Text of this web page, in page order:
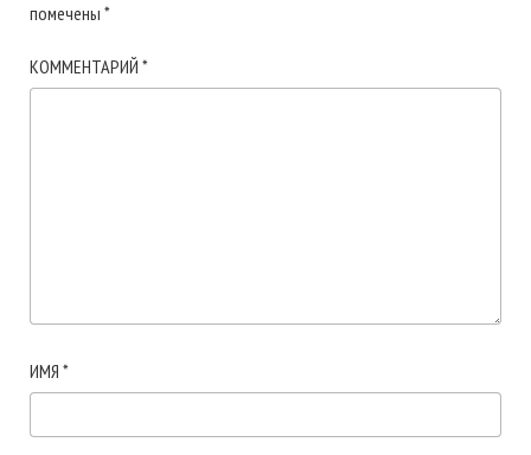
помечены *
КОММЕНТАРИЙ *
ИМЯ *